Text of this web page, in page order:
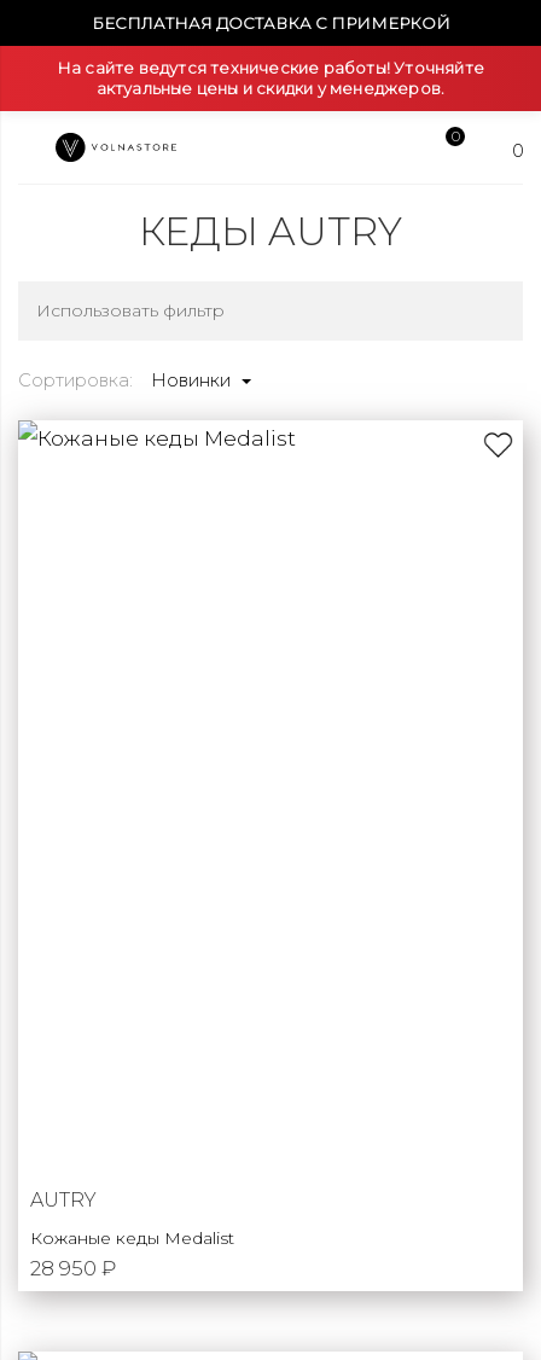
БЕСПЛАТНАЯ ДОСТАВКА С ПРИМЕРКОЙ
На сайте ведутся технические работы! Уточняйте
актуальные цены и скидки у менеджеров.
0
0
КЕДЫ AUTRY
Использовать фильтр
Сортировка: Новинки
AUTRY
Кожаные кеды Medalist
28 950 ₽